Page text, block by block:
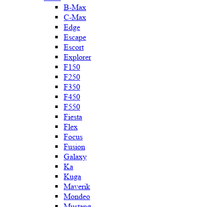
B-Max
C-Max
Edge
Escape
Escort
Explorer
F150
F250
F350
F450
F550
Fiesta
Flex
Focus
Fusion
Galaxy
Ka
Kuga
Maverik
Mondeo